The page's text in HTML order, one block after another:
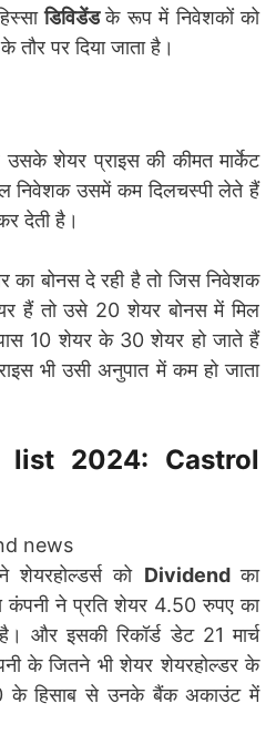
डिविडेंडके रूप में निवेशकों को
तौर पर दिया जाता है।
शेयर प्राइस की कीमत मार्केट
निवेशक उसमें कम दिलचस्पी लेते हैं
देती है।
बोनस दे रही है तो जिस निवेशक
हैं तो उसे 20 शेयर बोनस में मिल
10 शेयर के 30 शेयर हो जाते हैं
भी उसी अनुपात में कम हो जाता
list 2024: Castrol
शेयरहोल्डर्स को Dividendका
कंपनी ने प्रति शेयर 4.50 रुपए का
और इसकी रिकॉर्ड डेट 21 मार्च
के जितने भी शेयर शेयरहोल्डर के
के हिसाब से उनके बैंक अकाउंट में